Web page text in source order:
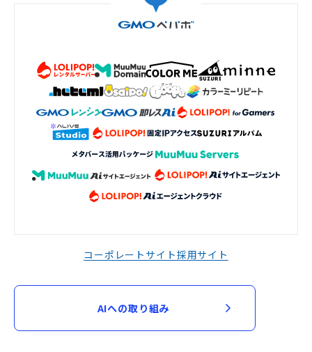
コーポレートサイト採用サイト
AIへの取り組み